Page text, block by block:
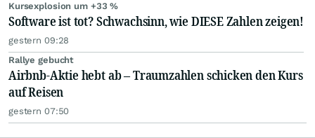
Kursexplosion um +33 %
Software ist tot? Schwachsinn, wie DIESE Zahlen zeigen!
gestern 09:28
Rallye gebucht
Airbnb-Aktie hebt ab – Traumzahlen schicken den Kurs
auf Reisen
gestern 07:50